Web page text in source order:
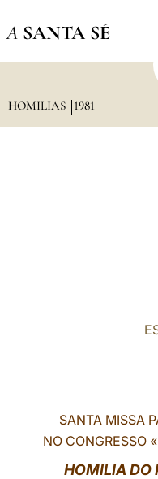
A SANTA SÉ
HOMILIAS 1981
SANTA MISSA
NO CONGRESSO
HOMILIA DO